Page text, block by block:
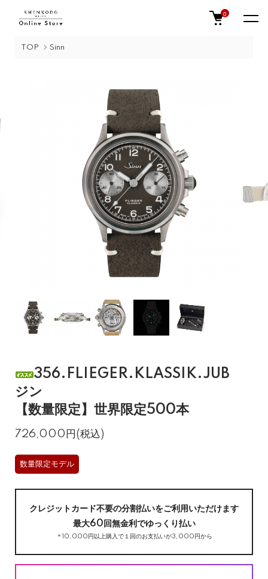
0
TOP Sinn
356.FLIEGER.KLASSIK.JUB
ジン
【数量限定】世界限定500本
726,000円(税込)
数量限定モデル
クレジットカード不要の分割払いをご利用いただけます
最大60回無金利でゆっくり払い
＊10,000円以上購入で１回のお支払いが3,000円から